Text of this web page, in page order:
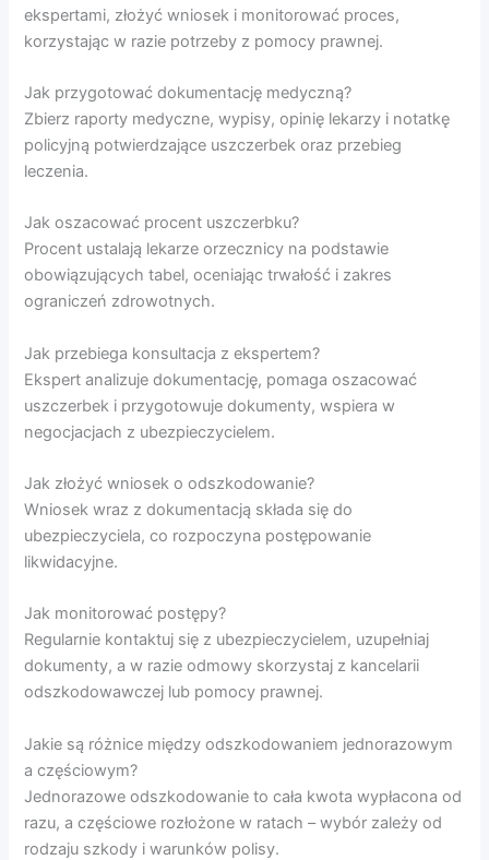
ekspertami, złożyć wniosek i monitorować proces,
korzystając w razie potrzeby z pomocy prawnej.
Jak przygotować dokumentację medyczną?
Zbierz raporty medyczne, wypisy, opinię lekarzy i notatkę
policyjną potwierdzające uszczerbek oraz przebieg
leczenia.
Jak oszacować procent uszczerbku?
Procent ustalają lekarze orzecznicy na podstawie
obowiązujących tabel, oceniając trwałość i zakres
ograniczeń zdrowotnych.
Jak przebiega konsultacja z ekspertem?
Ekspert analizuje dokumentację, pomaga oszacować
uszczerbek i przygotowuje dokumenty, wspiera w
negocjacjach z ubezpieczycielem.
Jak złożyć wniosek o odszkodowanie?
Wniosek wraz z dokumentacją składa się do
ubezpieczyciela, co rozpoczyna postępowanie
likwidacyjne.
Jak monitorować postępy?
Regularnie kontaktuj się z ubezpieczycielem, uzupełniaj
dokumenty, a w razie odmowy skorzystaj z kancelarii
odszkodowawczej lub pomocy prawnej.
Jakie są różnice między odszkodowaniem jednorazowym
a częściowym?
Jednorazowe odszkodowanie to cała kwota wypłacona od
razu, a częściowe rozłożone w ratach – wybór zależy od
rodzaju szkody i warunków polisy.